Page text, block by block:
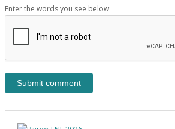
Enter the words you see below